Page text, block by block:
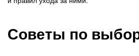
Советы по